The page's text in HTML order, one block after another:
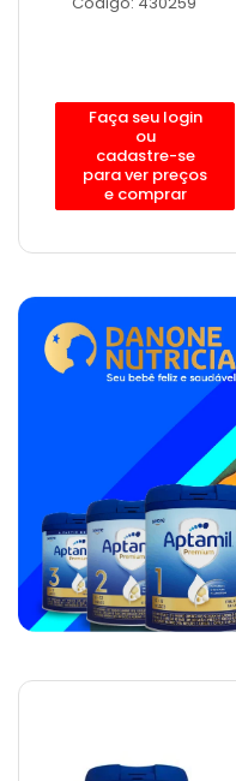
Faça seu login
ou
cadastre-se
para ver preços
e comprar